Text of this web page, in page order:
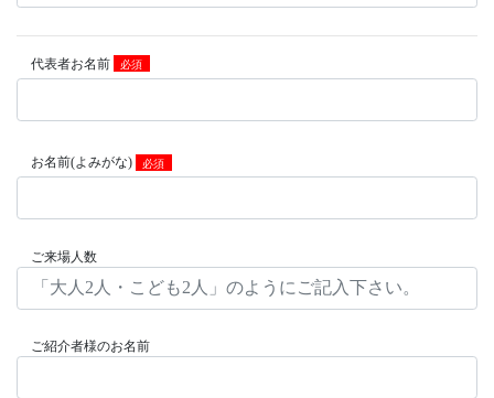
代表者お名前 必須
お名前(よみがな) 必須
ご来場人数
ご紹介者様のお名前